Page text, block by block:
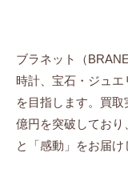
ブラネット（
時計、宝石・ジュエ
を目指します。 買取
億円を突破しており
と「感動」をお届け